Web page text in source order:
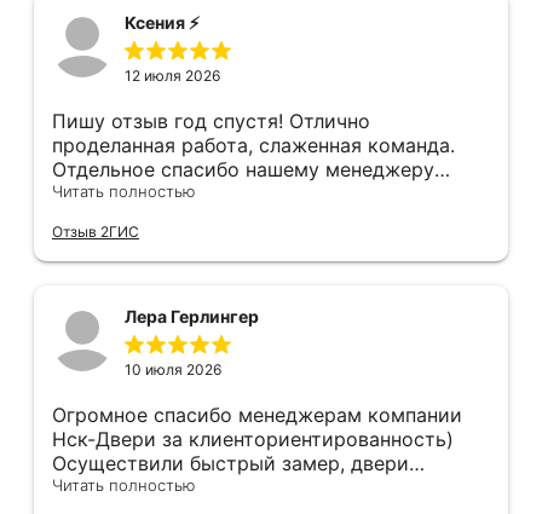
где-то краску подъездную обтёрли... К
качеству двери тоже претензии - порог
нержавеющий, обклеен плёнкой, которую
порога наклеен на эту плёнку...
корабле, не к чему придраться. Мы с женой
довольны, спасибо!!!!
Ксения ⚡️
12 июля 2026
Пишу отзыв год спустя! Отлично
проделанная работа, слаженная команда.
Отдельное спасибо нашему менеджеру
Анастасии, помогла сделать выбор, от
профессионально, рекомендую.
Читать полностью
Отзыв 2ГИС
Лера Герлингер
10 июля 2026
Огромное спасибо менеджерам компании
Нск-Двери за клиенториентированность)
Осуществили быстрый замер, двери
оказались в наличии. По доставке
Читать полностью